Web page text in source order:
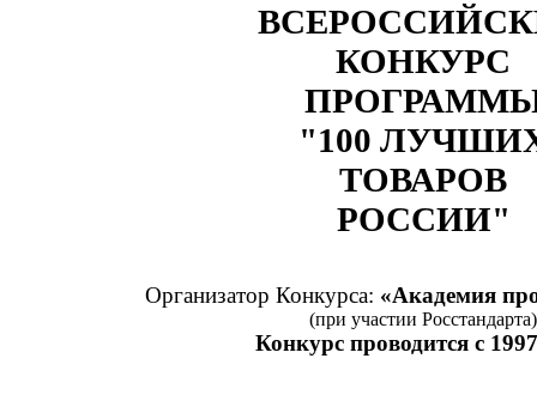
КОНКУРС
"100
ТОВАРОВ
РОССИИ"
Организатор Конкурса: «Академия
(при участии Росстандарта)
Конкурс проводится с